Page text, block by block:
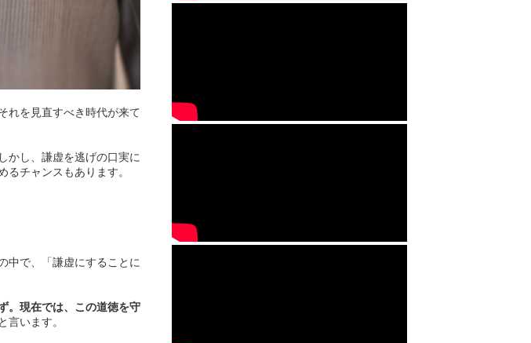
れを見直すべき時代が来て
かし、謙虚を逃げの口実に
チャンスもあります。
中で、「謙虚にすることに
。現在では、この道徳を守
います。